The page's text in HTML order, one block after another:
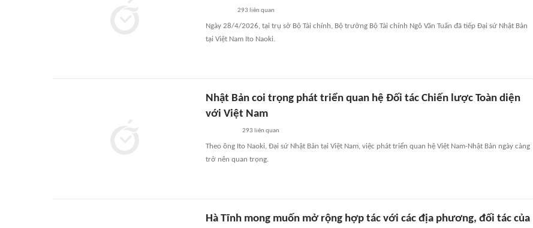
293 liên quan
Ngày 28/4/2026, tại trụ sở Bộ Tài chính, Bộ trưởng Bộ Tài chính Ngô Văn Tuấn đã tiếp Đại sứ Nhật Bản
tại Việt Nam Ito Naoki.
Nhật Bản coi trọng phát triển quan hệ Đối tác Chiến lược Toàn diện
với Việt Nam
293 liên quan
Theo ông Ito Naoki, Đại sứ Nhật Bản tại Việt Nam, việc phát triển quan hệ Việt Nam-Nhật Bản ngày càng
trở nên quan trọng.
Hà Tĩnh mong muốn mở rộng hợp tác với các địa phương, đối tác của